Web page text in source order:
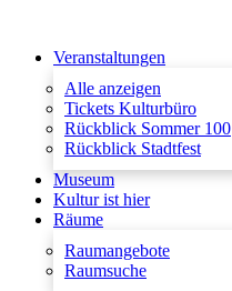
Veranstaltungen
Alle anzeigen
Tickets Kulturbüro
Rückblick Sommer 100
Rückblick Stadtfest
Museum
Kultur ist hier
Räume
Raumangebote
Raumsuche